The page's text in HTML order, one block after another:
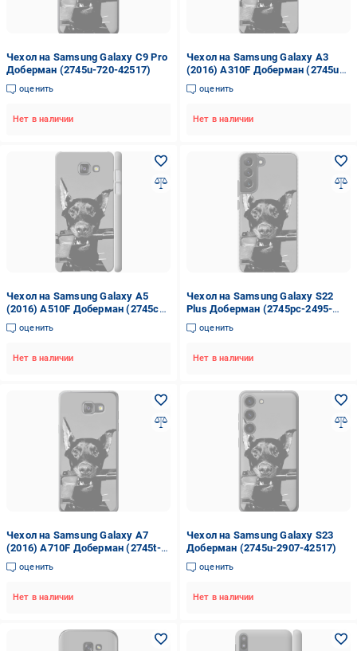
Чехол на Samsung Galaxy C9 Pro
Доберман (2745u-720-42517)
оценить
Нет в наличии
Чехол на Samsung Galaxy A3
(2016) A310F Доберман (2745u-
159-42517)
оценить
Нет в наличии
Чехол на Samsung Galaxy A5
(2016) A510F Доберман (2745c-
158-42517)
оценить
Нет в наличии
Чехол на Samsung Galaxy S22
Plus Доберман (2745pc-2495-
42517)
оценить
Нет в наличии
Чехол на Samsung Galaxy A7
(2016) A710F Доберман (2745t-
121-42517)
оценить
Нет в наличии
Чехол на Samsung Galaxy S23
Доберман (2745u-2907-42517)
оценить
Нет в наличии